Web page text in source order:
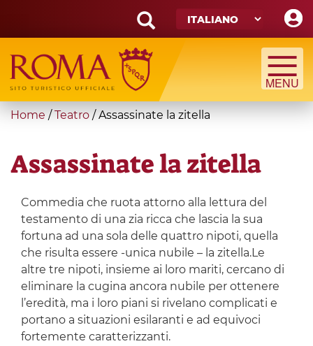
main
content
Search
form
Cerca
You
here
Home / Teatro /Assassinate la zitella
Assassinate la zitella
Commedia che ruota attorno alla lettura del
testamento di una zia ricca che lascia la sua
fortuna ad una sola delle quattro nipoti, quella
che risulta essere -unica nubile – la zitella.Le
altre tre nipoti, insieme ai loro mariti, cercano di
eliminare la cugina ancora nubile per ottenere
l’eredità, ma i loro piani si rivelano complicati e
portano a situazioni esilaranti e ad equivoci
fortemente caratterizzanti.